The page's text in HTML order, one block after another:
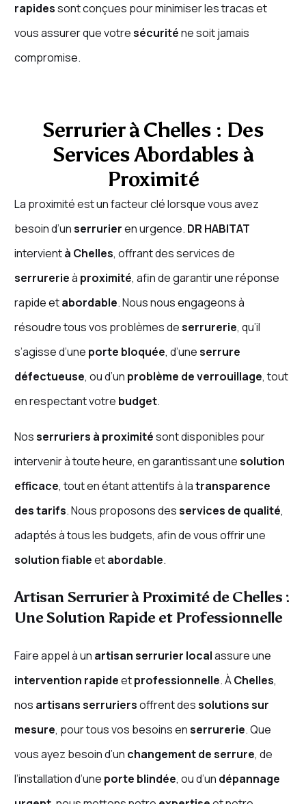
rapidessont conçues pour minimiser les tracas et
vous assurer que votresécuriténe soit jamais
compromise.
Serrurier à Chelles : Des
Services Abordables à
Proximité
La proximité est un facteur clé lorsque vous avez
besoin d’unserrurieren urgence. DR HABITAT
intervientà Chelles, offrant des services de
serrurerieà proximité, afin de garantir une réponse
rapide etabordable. Nous nous engageons à
résoudre tous vos problèmes deserrurerie, qu’il
s’agisse d’une porte bloquée, d’uneserrure
défectueuse, ou d’un problème de verrouillage, tout
en respectant votre budget.
Nosserruriers à proximitésont disponibles pour
intervenir à toute heure, en garantissant unesolution
efficace, tout en étant attentifs à latransparence
des tarifs. Nous proposons desservices de qualité,
adaptés à tous les budgets, afin de vous offrir une
solution fiableetabordable.
Artisan Serrurier à Proximité de Chelles :
Une Solution Rapide et Professionnelle
Faire appel à un artisan serrurier localassure une
intervention rapideetprofessionnelle. ÀChelles,
nos artisans serruriersoffrent dessolutions sur
mesure, pour tous vos besoins enserrurerie. Que
vous ayez besoin d’un changement de serrure, de
l’installation d’une porte blindée, ou d’un dépannage